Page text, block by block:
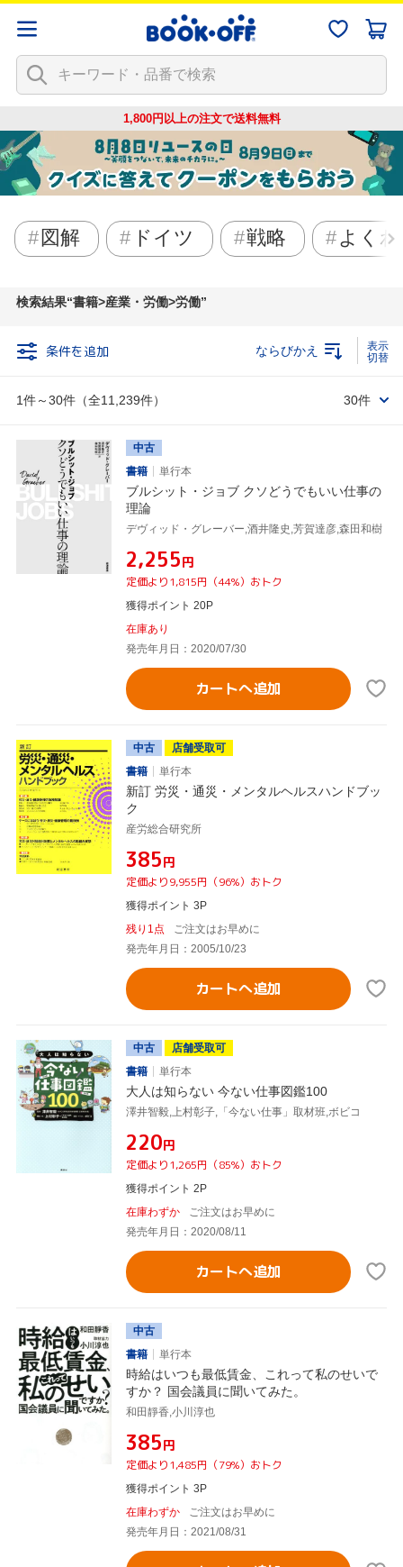
1,800円以上の注文で送料無料
図解 ドイツ 戦略 よく
検索結果 書籍>産業・労働>労働
条件を追加
1件～30件（全11,239件）
ならびかえ
30件
中古
書籍
単行本
ブルシット・ジョブ クソどうでもいい仕事の
理論
デヴィッド・グレーバー,酒井隆史,芳賀達彦,森田和樹
¥2,255円
定価より1,815円（44%）おトク
獲得ポイント 20P
在庫あり
発売年月日：2020/07/30
カートへ追加
中古
店舗受取可
書籍
単行本
新訂 労災・通災・メンタルヘルスハンドブッ
ク
産労総合研究所
¥385円
定価より9,955円（96%）おトク
獲得ポイント 3P
残り1点
ご注文はお早めに
発売年月日：2005/10/23
カートへ追加
中古
店舗受取可
書籍
単行本
大人は知らない 今ない仕事図鑑100
澤井智毅,上村彰子,「今ない仕事」取材班,ボビコ
¥220円
定価より1,265円（85%）おトク
獲得ポイント 2P
在庫わずか
ご注文はお早めに
発売年月日：2020/08/11
カートへ追加
中古
書籍
単行本
時給はいつも最低賃金、これって私のせいで
すか？ 国会議員に聞いてみた。
和田靜香,小川淳也
¥385円
定価より1,485円（79%）おトク
獲得ポイント 3P
在庫わずか
ご注文はお早めに
発売年月日：2021/08/31